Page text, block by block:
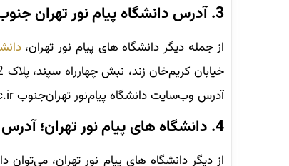
3. آدرس دانشگاه پیام نور تهران جنوب
از جمله دیگر دانشگاه های پیام نور تهران،
آدرس وب‌سایت دانشگاه پیام‌نور تهران‌جنوب the-jounoob.pnu.ac.ir است.
4. دانشگاه های پیام نور تهران؛ آدرس دانشگاه پیام نور تهران غرب
از دیگر دانشگاه های پیام نور تهران، می‌توان